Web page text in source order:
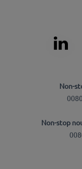
Non-
Non-stop